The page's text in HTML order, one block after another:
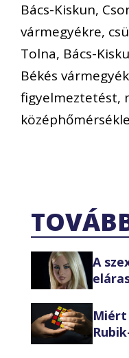
Bács-Kiskun,
vármegyékre,
Tolna, Bács-
Békés
figyelmeztetést,
A
Miért